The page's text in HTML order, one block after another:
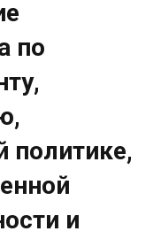
по
политике,
и